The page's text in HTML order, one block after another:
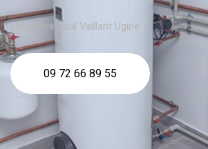
chaudière fioul Vaillant Ugine
09 72 66 89 55